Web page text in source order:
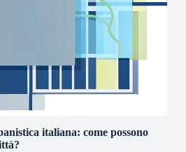
italiana: come possono